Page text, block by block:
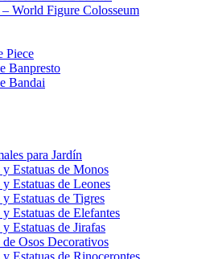
World Figure Colosseum
Piece
Banpresto
Bandai
para Jardín
Estatuas de Monos
Estatuas de Leones
Estatuas de Tigres
Estatuas de Elefantes
Estatuas de Jirafas
Osos Decorativos
Estatuas de Rinocerontes